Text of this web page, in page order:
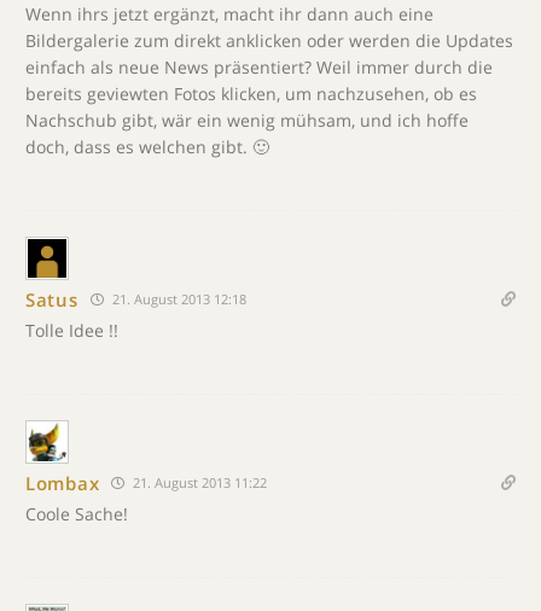
Wenn ihrs jetzt ergänzt, macht ihr dann auch eine
Bildergalerie zum direkt anklicken oder werden die Updates
einfach als neue News präsentiert? Weil immer durch die
bereits geviewten Fotos klicken, um nachzusehen, ob es
Nachschub gibt, wär ein wenig mühsam, und ich hoffe
doch, dass es welchen gibt. 🙂
Satus 21. August 2013 12:18
Tolle Idee !!
Lombax 21. August 2013 11:22
Coole Sache!